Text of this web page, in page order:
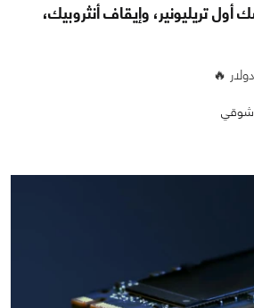
تريليونير، وإيقاف أنثروبيك،
🔥
شوقي